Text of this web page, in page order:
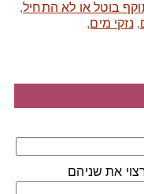
בוטל או לא התחיל,
, נזקי מים,
את שניהם